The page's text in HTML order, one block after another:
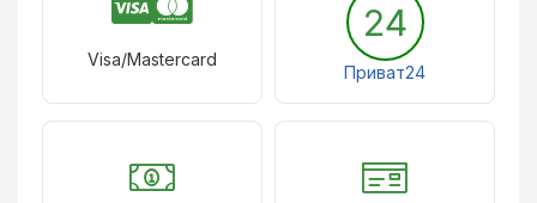
Visa/Mastercard
24
Приват24